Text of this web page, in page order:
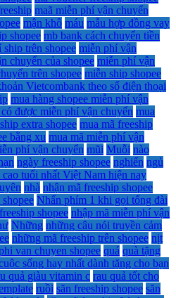
maã miễn phí vận chuyển
mận khô máu mẫu hợp đồng vay
shopee mb bank cách chuyển tiền
ship trên shopee miễn phí vận
chuyển của shopee miễn phí vận
trên shopee miễn ship shopee
Vietcombank theo số điện thoại
mua hàng shopee miễn phí vận
được miễn phí vận chuyển mua
extra shopee mua mã freeship
bằng xu mua mã miễn phí vận
phí vận chuyển mũi Muỗi nào
ngày freeship shopee nghiến ngủ
tuổi nhất Việt Nam hiện nay
nhà nhận mã freeship shopee
Nhấn phím 1 khi gọi tổng đài
shopee nhập mã miễn phí vận
Những những câu nói truyền cảm
những mã freeship trên shopee nịt
van chuyen shopee quá quà tặng
sống hay nhất dành tặng cho bạn
quả giàu vitamin c rau quả tốt cho
ruồi săn freeship shopee săn